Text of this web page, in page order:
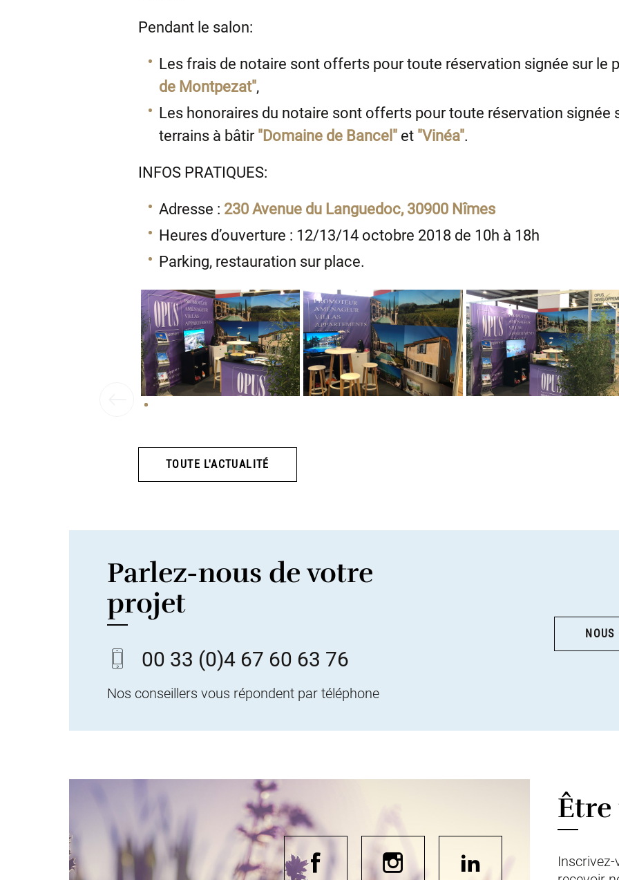
Pendant le salon:
​Les frais de notaire sont offerts pour toute réservation signée sur le
de Montpezat",
Les honoraires du notaire sont offerts pour toute réservation signée
terrains à bâtir "Domaine de Bancel" et "Vinéa".
INFOS PRATIQUES:
Adresse : 230 Avenue du Languedoc, 30900 Nîmes
Heures d’ouverture : 12/13/14 octobre 2018 de 10h à 18h
Parking, restauration sur place.
TOUTE L'ACTUALITÉ
Parlez-nous de votre
projet
00 33 (0)4 67 60 63 76
Nos conseillers vous répondent par téléphone
NOUS